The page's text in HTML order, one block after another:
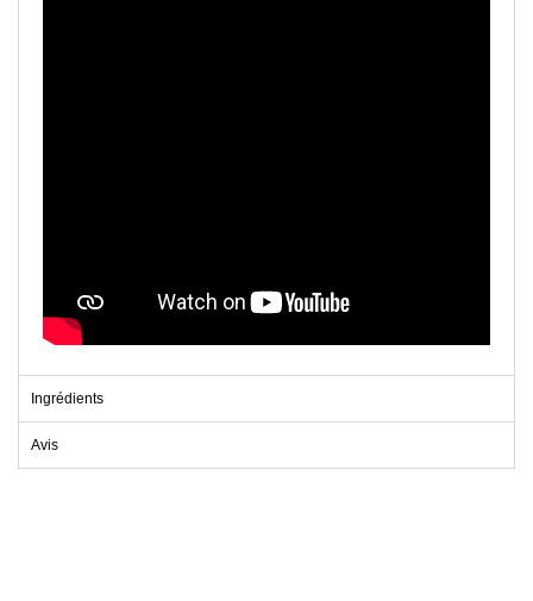
Ingrédients
Avis